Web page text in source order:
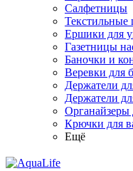
Салфетницы
Текстильные
Ершики для
Газетницы
Баночки и
Веревки для
Держатели
Держатели
Органайзеры
Крючки для
Ещё